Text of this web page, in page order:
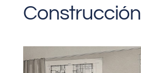
Construcción